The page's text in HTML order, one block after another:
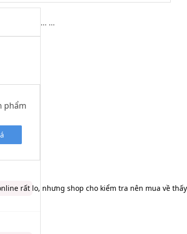
phẩm
rất lo, nhưng shop cho kiểm tra nên mua về
... ...